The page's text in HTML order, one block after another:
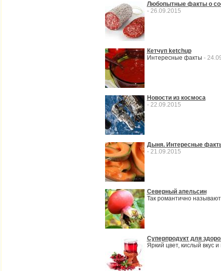
Любопытные факты о
- 26.09.2015
Кетчуп ketchup
Интересные факты -
Новости из космоса
- 22.09.2015
Дыня. Интересные
- 21.09.2015
Северный апельсин
Так романтично
Суперпродукт для
Яркий цвет, кислый вкус